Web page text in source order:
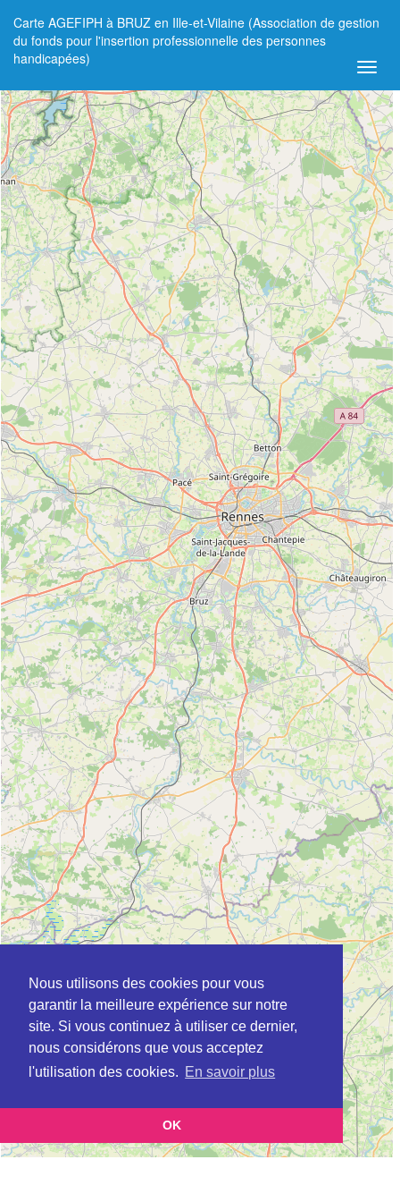
Nous utilisons des cookies pour vous
garantir la meilleure expérience sur notre
site. Si vous continuez à utiliser ce dernier,
nous considérons que vous acceptez
l'utilisation des cookies. En savoir plus
OK
Carte AGEFIPH à BRUZ en Ille-et-Vilaine (Association de gestion
du fonds pour l'insertion professionnelle des personnes
handicapées)
+
−